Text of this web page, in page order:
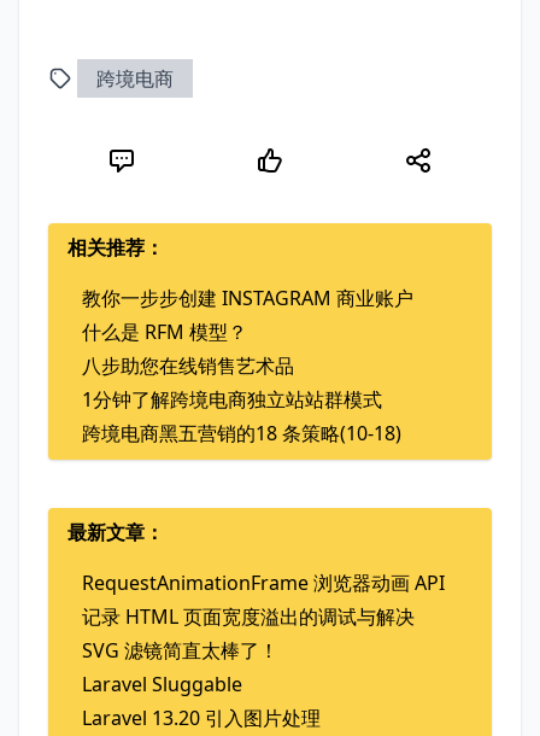
跨境电商
相关推荐：
教你一步步创建 INSTAGRAM 商业账户
什么是 RFM 模型？
八步助您在线销售艺术品
1分钟了解跨境电商独立站站群模式
跨境电商黑五营销的18 条策略(10-18)
最新文章：
RequestAnimationFrame 浏览器动画 API
记录 HTML 页面宽度溢出的调试与解决
SVG 滤镜简直太棒了！
Laravel Sluggable
Laravel 13.20 引入图片处理